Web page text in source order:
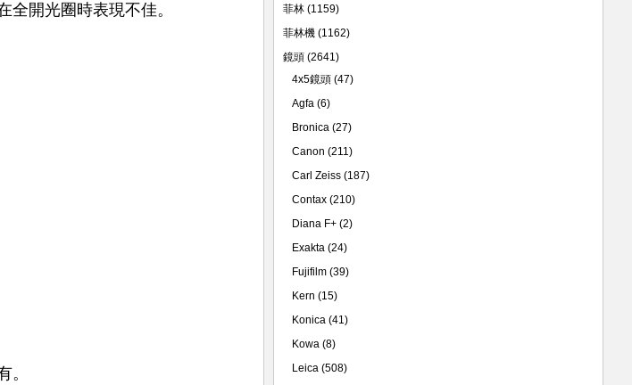
開光圈時表現不佳。
。
菲林 (1159)
菲林機 (1162)
鏡頭 (2641)
4x5鏡頭 (47)
Agfa (6)
Bronica (27)
Canon (211)
Carl Zeiss (187)
Contax (210)
Diana F+ (2)
Exakta (24)
Fujifilm (39)
Kern (15)
Konica (41)
Kowa (8)
Leica (508)